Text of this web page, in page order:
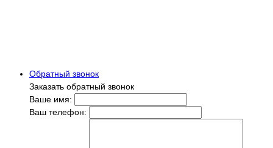
Обратный звонок
Заказать обратный звонок
Ваше имя:
Ваш телефон: